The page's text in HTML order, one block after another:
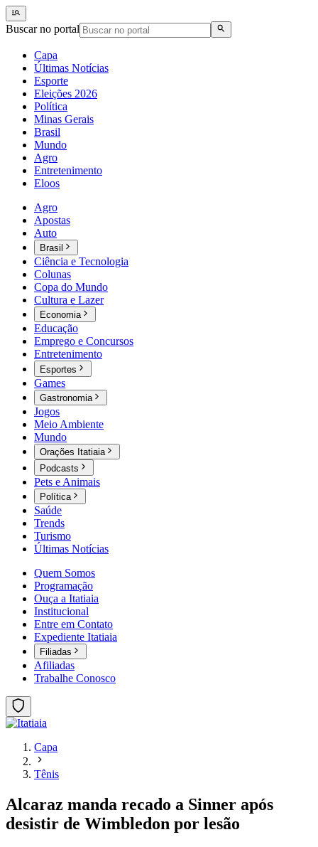
Buscar no portal
Capa
Últimas Notícias
Esporte
Eleições 2026
Política
Minas Gerais
Brasil
Mundo
Agro
Entretenimento
Eloos
Agro
Apostas
Auto
Brasil
Ciência e Tecnologia
Colunas
Copa do Mundo
Cultura e Lazer
Economia
Educação
Emprego e Concursos
Entretenimento
Esportes
Games
Gastronomia
Jogos
Meio Ambiente
Mundo
Orações Itatiaia
Podcasts
Pets e Animais
Política
Saúde
Trends
Turismo
Últimas Notícias
Quem Somos
Programação
Ouça a Itatiaia
Institucional
Entre em Contato
Expediente Itatiaia
Filiadas
Afiliadas
Trabalhe Conosco
Capa
Tênis
Alcaraz manda recado a Sinner após
desistir de Wimbledon por lesão